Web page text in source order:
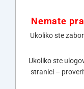
Nemate
Ukoliko ste
Ukoliko ste
stranici –